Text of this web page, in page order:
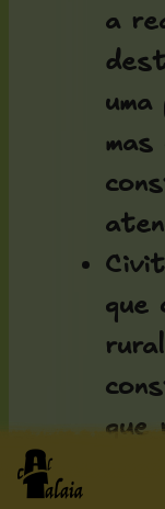
a
mas
Civit
que
que